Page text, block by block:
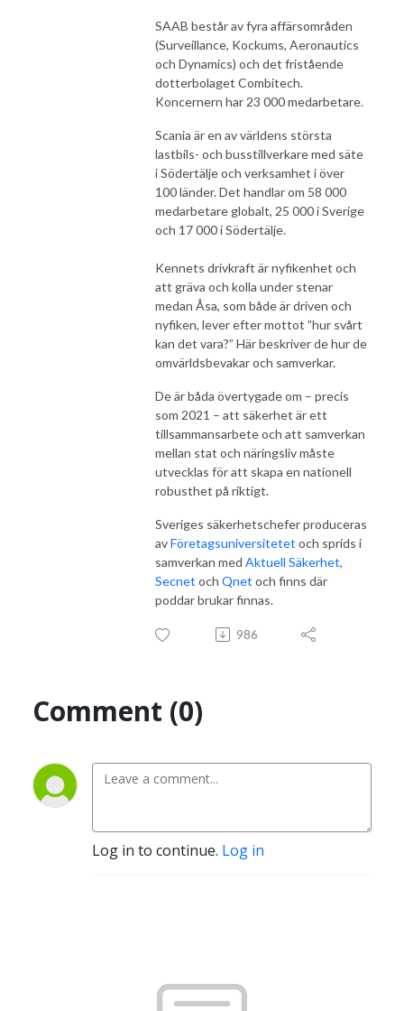
SAAB består av fyra affärsområden
(Surveillance, Kockums, Aeronautics
och Dynamics) och det fristående
dotterbolaget Combitech.
Koncernern har 23 000 medarbetare.
Scania är en av världens största
lastbils- och busstillverkare med säte
i Södertälje och verksamhet i över
100 länder. Det handlar om 58 000
medarbetare globalt, 25 000 i Sverige
och 17 000 i Södertälje.
Kennets drivkraft är nyfikenhet och
att gräva och kolla under stenar
medan Åsa, som både är driven och
nyfiken, lever efter mottot ”hur svårt
kan det vara?” Här beskriver de hur de
omvärldsbevakar och samverkar.
De är båda övertygade om – precis
som 2021 – att säkerhet är ett
tillsammansarbete och att samverkan
mellan stat och näringsliv måste
utvecklas för att skapa en nationell
robusthet på riktigt.
Sveriges säkerhetschefer produceras
avFöretagsuniversitetet och sprids i
samverkan med Aktuell Säkerhet,
Secnet och Qnet och finns där
poddar brukar finnas.
986
Comment (0)
Log in to continue. Log in